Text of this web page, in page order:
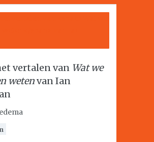
vertalen van Wat we
wetenvan Ian